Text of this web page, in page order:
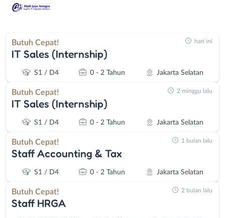
Butuh Cepat!
IT Sales (Internship)
S1 / D4 0 - 2 Tahun Jakarta Selatan
hari ini
Butuh Cepat!
IT Sales (Internship)
S1 / D4 0 - 2 Tahun Jakarta Selatan
2 minggu lalu
Butuh Cepat!
Staff Accounting & Tax
S1 / D4 0 - 2 Tahun Jakarta Selatan
1 bulan lalu
Butuh Cepat!
Staff HRGA
2 bulan lalu